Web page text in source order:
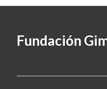
Fundación